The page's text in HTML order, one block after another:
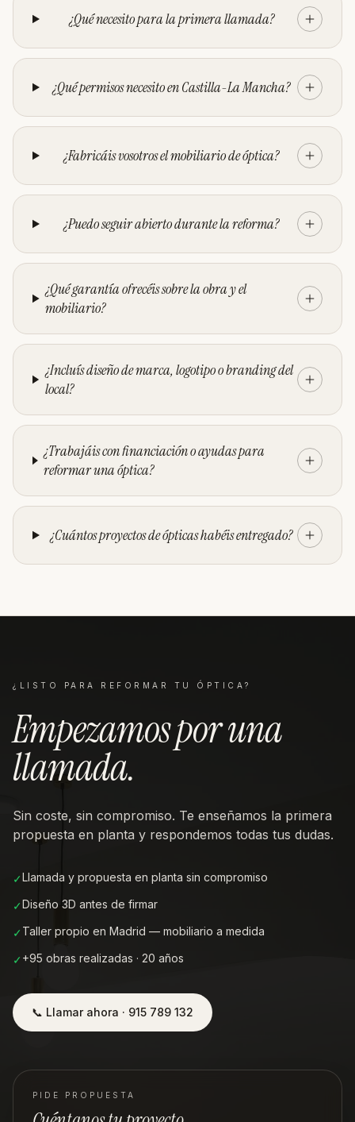
¿Qué necesito para la primera llamada?
¿Qué permisos necesito en Castilla-La Mancha?
¿Fabricáis vosotros el mobiliario de óptica?
¿Puedo seguir abierto durante la reforma?
¿Qué garantía ofrecéis sobre la obra y el
mobiliario?
¿Incluís diseño de marca, logotipo o branding del
local?
¿Trabajáis con financiación o ayudas para
reformar una óptica?
¿Cuántos proyectos de ópticas habéis entregado?
¿LISTO PARA REFORMAR TU ÓPTICA ?
Empezamos por una
llamada.
Sin coste, sin compromiso. Te enseñamos la primera
propuesta en planta y respondemos todas tus dudas.
✓Llamada y propuesta en planta sin compromiso
✓Diseño 3D antes de firmar
✓Taller propio en Madrid — mobiliario a medida
✓+95 obras realizadas · 20 años
📞 Llamar ahora · 915 789 132
PIDE PROPUESTA